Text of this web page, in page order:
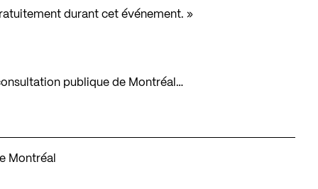
durant cet événement. »
publique de Montréal…
Montréal